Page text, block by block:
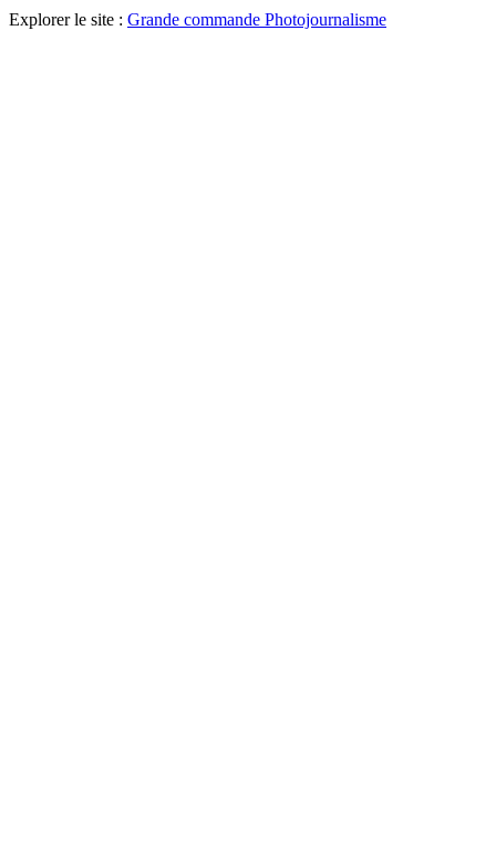
Explorer le site : Grande commande Photojournalisme